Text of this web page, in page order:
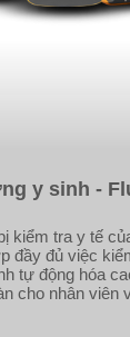
tâm /
y sinh -
kiểm tra y tế
đầy đủ việc
tự động hóa
cho nhân viên